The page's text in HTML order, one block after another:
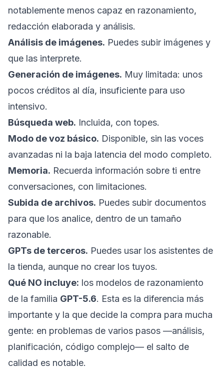
notablemente menos capaz en razonamiento,
redacción elaborada y análisis.
Análisis de imágenes. Puedes subir imágenes y
que las interprete.
Generación de imágenes. Muy limitada: unos
pocos créditos al día, insuficiente para uso
intensivo.
Búsqueda web. Incluida, con topes.
Modo de voz básico. Disponible, sin las voces
avanzadas ni la baja latencia del modo completo.
Memoria. Recuerda información sobre ti entre
conversaciones, con limitaciones.
Subida de archivos. Puedes subir documentos
para que los analice, dentro de un tamaño
razonable.
GPTs de terceros. Puedes usar los asistentes de
la tienda, aunque no crear los tuyos.
Qué NO incluye: los modelos de razonamiento
de la familia GPT-5.6. Esta es la diferencia más
importante y la que decide la compra para mucha
gente: en problemas de varios pasos —análisis,
planificación, código complejo— el salto de
calidad es notable.